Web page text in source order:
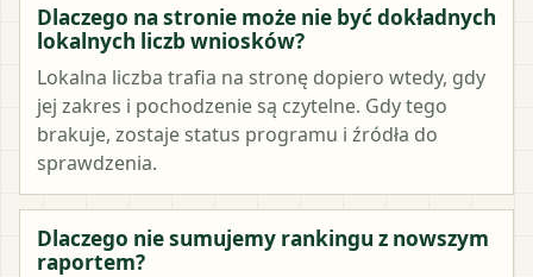
Dlaczego na stronie może nie być dokładnych
lokalnych liczb wniosków?
Lokalna liczba trafia na stronę dopiero wtedy, gdy
jej zakres i pochodzenie są czytelne. Gdy tego
brakuje, zostaje status programu i źródła do
sprawdzenia.
Dlaczego nie sumujemy rankingu z nowszym
raportem?